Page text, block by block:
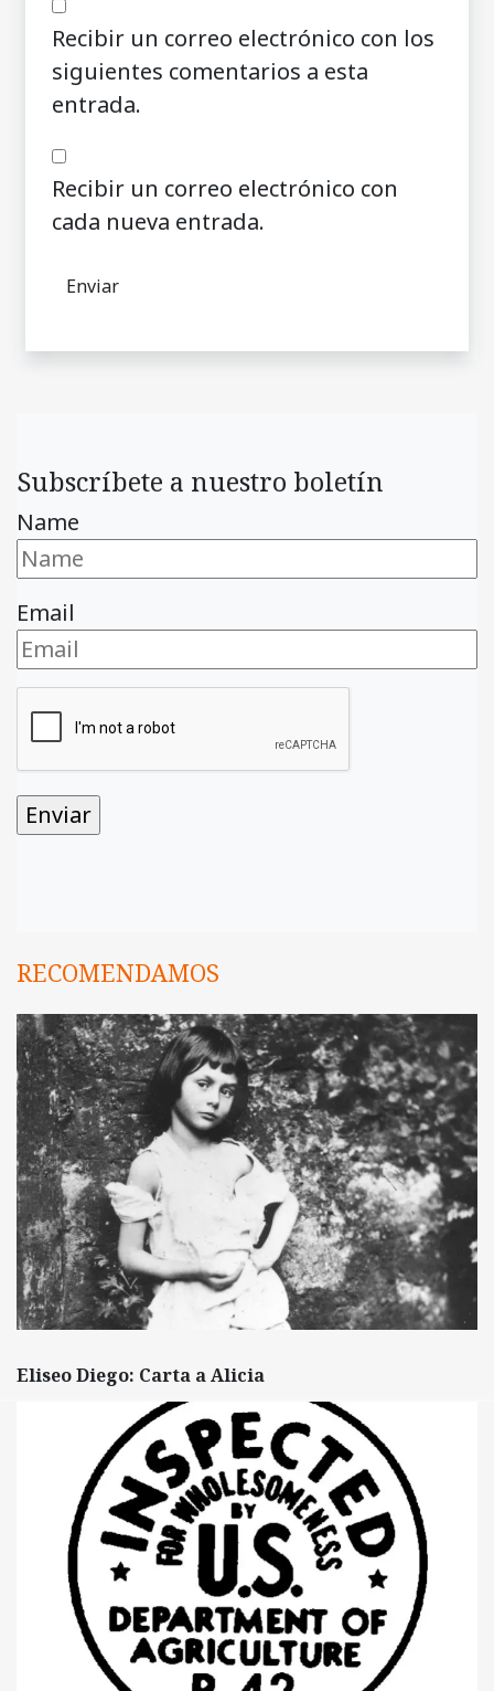
Recibir un correo electrónico con los
siguientes comentarios a esta
entrada.
Recibir un correo electrónico con
cada nueva entrada.
Subscríbete a nuestro boletín
Name
Email
RECOMENDAMOS
Eliseo Diego: Carta a Alicia